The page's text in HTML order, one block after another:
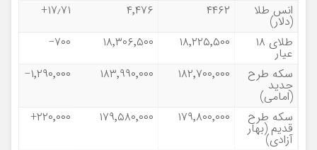
انس طلا
(دلار)
۴۴۶۲ ۴٬۴۷۶
۱۷٫۷۱+
طلای ۱۸
عیار
۱۸٬۲۲۵٬۵۰۰ ۱۸٬۳۰۶٬۵۰۰
۷۰۰−
سکه طرح
جدید
(امامی)
۱۸۲٬۷۰۰٬۰۰۰ ۱۸۳٬۹۹۰٬۰۰۰ ۱٬۲۹۰٬۰۰۰−
سکه طرح
قدیم (بهار
آزادی)
۱۷۹٬۸۰۰٬۰۰۰ ۱۷۹٬۵۸۰٬۰۰۰ ۲۲۰٬۰۰۰+